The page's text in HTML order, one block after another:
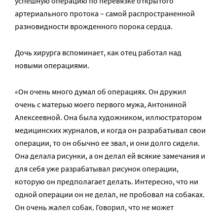
артериального протока – самой распространенной
разновидности врожденного порока сердца.
Дочь хирурга вспоминает, как отец работал над
новыми операциями.
«Он очень много думал об операциях. Он дружил
очень с матерью моего первого мужа, Антониной
Алексеевной. Она была художником, иллюстратором
медицинских журналов, и когда он разрабатывал свои
операции, то он обычно ее звал, и они долго сидели.
Она делала рисунки, а он делал ей всякие замечания и
для себя уже разрабатывал рисунок операции,
которую он предполагает делать. Интересно, что ни
одной операции он не делал, не пробовал на собаках.
Он очень жалел собак. Говорил, что не может